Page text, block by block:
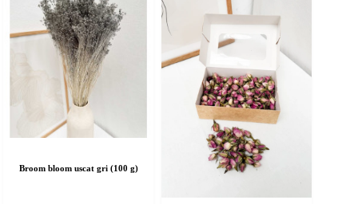
Broom bloom uscat gri (100 g)